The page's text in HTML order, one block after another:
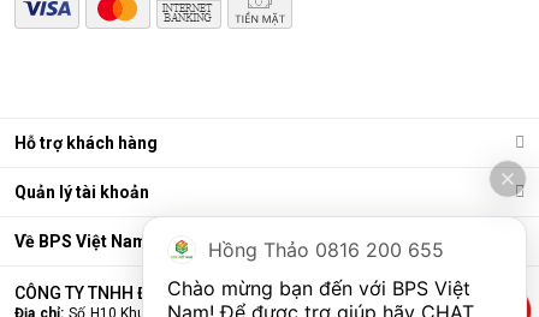
Hỗ trợ khách hàng
Quản lý tài khoản
Về BPS Việt Nam
CÔNG TY TNHH ĐẦU TƯ VÀ THƯƠNG MẠI BPS VIỆT NAM
Địa chỉ: Số H10 Khu đấu giá Ngô Thì Nhậm, Phường Hà Đông, Thành phố Hà
Hồng Thảo 0816 200 655
Chào mừng bạn đến với BPS Việt
Nam! Để được trợ giúp hãy CHAT